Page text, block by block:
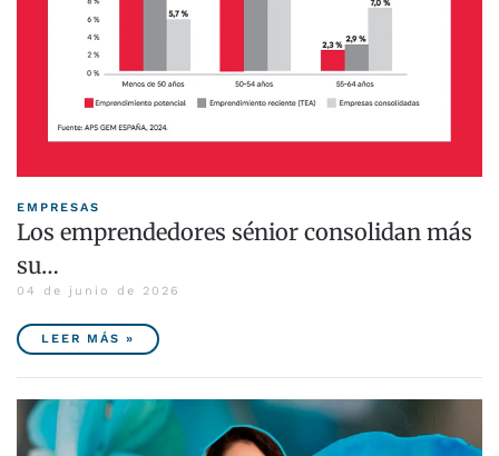
EMPRESAS
Los emprendedores sénior consolidan más
su…
04 de junio de 2026
LEER MÁS »